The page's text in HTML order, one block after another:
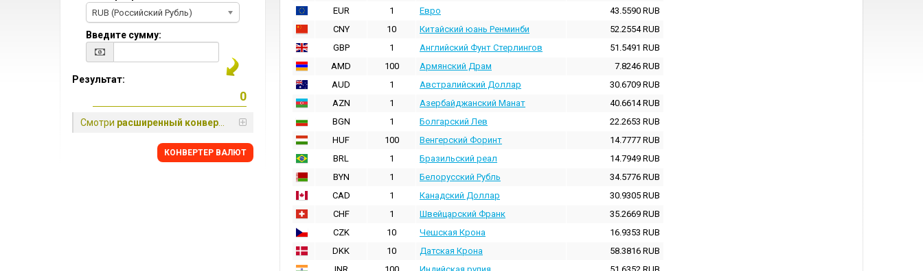
EUR
1 Евро 43.5590 RUB
CNY
10 Китайский юань Ренминби 52.2554RUB
GBP
1 Английский Фунт Стерлингов 51.5491 RUB
AMD
100 Армянский Драм 7.8246 RUB
AUD
1 Австралийский Доллар 30.6709 RUB
AZN
1 Азербайджанский Манат 40.6614RUB
BGN
1 Болгарский Лев 22.2653 RUB
HUF
100 Венгерский Форинт 14.7777 RUB
BRL
1 Бразильский реал 14.7949 RUB
BYN
1 Белорусский Рубль 34.5776 RUB
CAD
1 Канадский Доллар 30.9305 RUB
CHF
1 Швейцарский Франк 35.2669 RUB
CZK
10 Чешская Крона 16.9353 RUB
DKK
10 Датская Крона 58.3816 RUB
RUB (Российский Рубль)
Введите сумму:
Результат:
Смотри расширенный конвертер
КОНВЕРТЕР ВАЛЮТ